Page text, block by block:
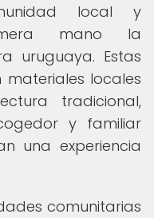
local y
mano la
uruguaya. Estas
locales
tradicional,
y familiar
una experiencia
comunitarias